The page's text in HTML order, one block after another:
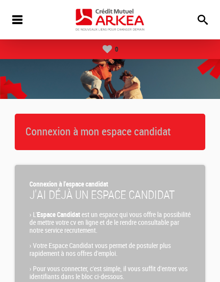
0
Connexion à mon espace candidat
J'AI DÉJÀ UN ESPACE CANDIDAT
› L'Espace Candidatest un espace qui vous offre la possibilité
de mettre votre cv en ligne et de le rendre consultable par
notre service recrutement.
› Votre Espace Candidat vous permet de postuler plus
rapidement à nos offres d'emploi.
› Pour vous connecter, c'est simple, il vous suffit d'entrer vos
identifiants dans le bloc ci-dessous.
Connexion à l'espace candidat